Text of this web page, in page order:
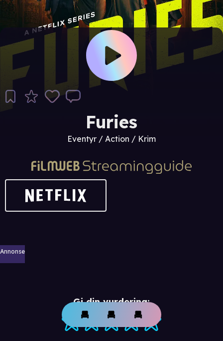
Furies
Eventyr / Action / Krim
Annonse
Gi din vurdering: